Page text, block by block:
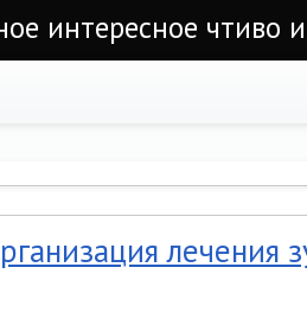
интересное чтиво
лечения